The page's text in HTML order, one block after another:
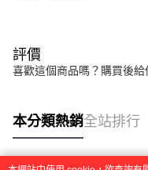
評價
喜歡這個商品嗎？購買後給
本分類熱銷全站排行